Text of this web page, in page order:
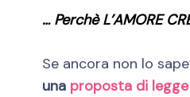
… Perchè L’AMORE
Se ancora non lo
una proposta di legge